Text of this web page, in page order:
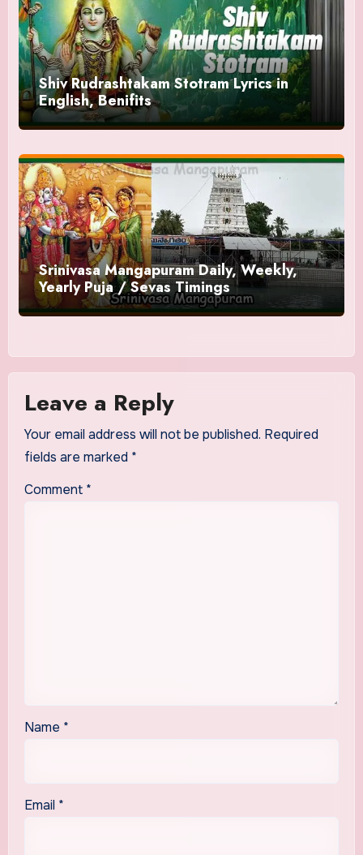
Shiv Rudrashtakam Stotram Lyrics in
English, Benifits
Srinivasa Mangapuram Daily, Weekly,
Yearly Puja / Sevas Timings
Leave a Reply
Your email address will not be published. Required
fields are marked *
Comment *
Name *
Email *